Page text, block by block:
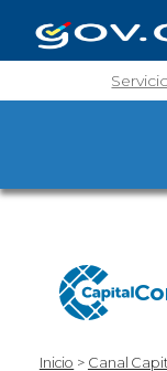
Inicio > Canal